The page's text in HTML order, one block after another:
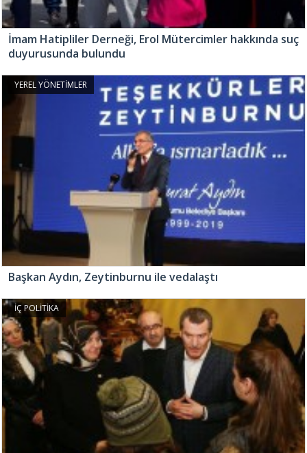
İmam Hatipliler Derneği, Erol Mütercimler hakkında suç
duyurusunda bulundu
YEREL YÖNETİMLER
Başkan Aydın, Zeytinburnu ile vedalaştı
İÇ POLİTİKA